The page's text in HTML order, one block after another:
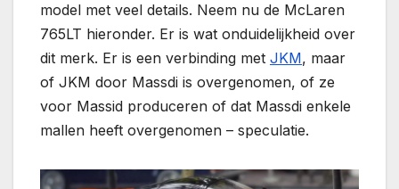
model met veel details. Neem nu de McLaren
765LT hieronder. Er is wat onduidelijkheid over
dit merk. Er is een verbinding met JKM, maar
of JKM door Massdi is overgenomen, of ze
voor Massid produceren of dat Massdi enkele
mallen heeft overgenomen – speculatie.